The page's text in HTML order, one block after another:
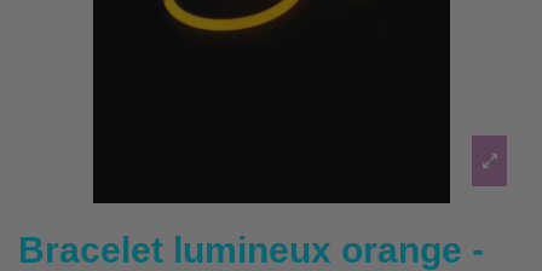
Bracelet lumineux orange -